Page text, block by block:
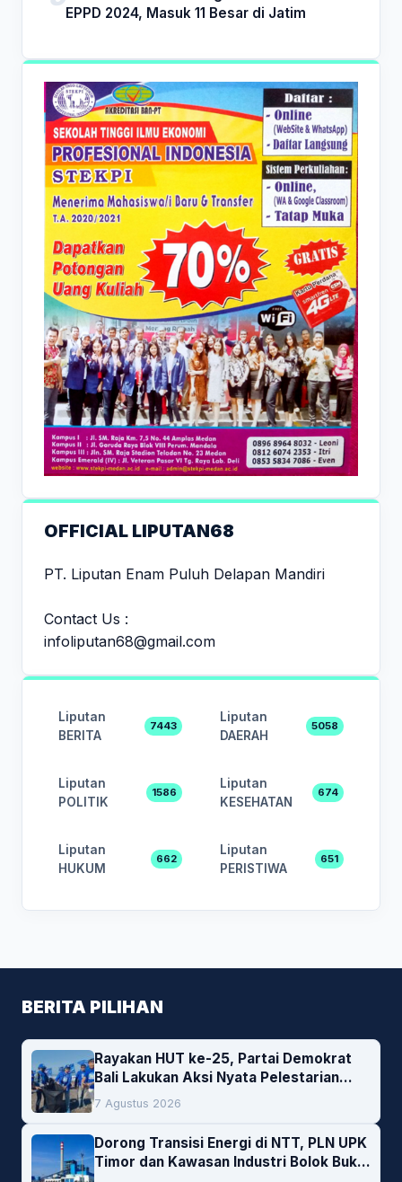
EPPD 2024, Masuk 11 Besar di Jatim
OFFICIAL LIPUTAN68
PT. Liputan Enam Puluh Delapan Mandiri
Contact Us :
infoliputan68@gmail.com
Liputan
BERITA
7443
Liputan
DAERAH
5058
Liputan
POLITIK
1586
Liputan
KESEHATAN
674
Liputan
HUKUM
662
Liputan
PERISTIWA
651
BERITA PILIHAN
Rayakan HUT ke-25, Partai Demokrat
Bali Lakukan Aksi Nyata Pelestarian
Lingkungan
7 Agustus 2026
Dorong Transisi Energi di NTT, PLN UPK
Timor dan Kawasan Industri Bolok Buka